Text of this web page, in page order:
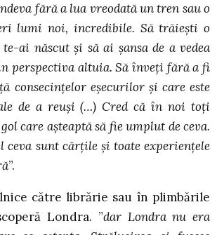
fără a lua vreodată un tren sau o
lumi noi, incredibile. Să trăiești o
ai născut și să ai șansa de a vedea
perspectiva altuia. Să înveți fără a fi
consecințelor eșecurilor și care este
de a reuși (…) Cred că în noi toți
care așteaptă să fie umplut de ceva.
ceva sunt cărțile și toate experiențele
”.
către librărie sau în plimbările
Londra. ”dar Londra nu era